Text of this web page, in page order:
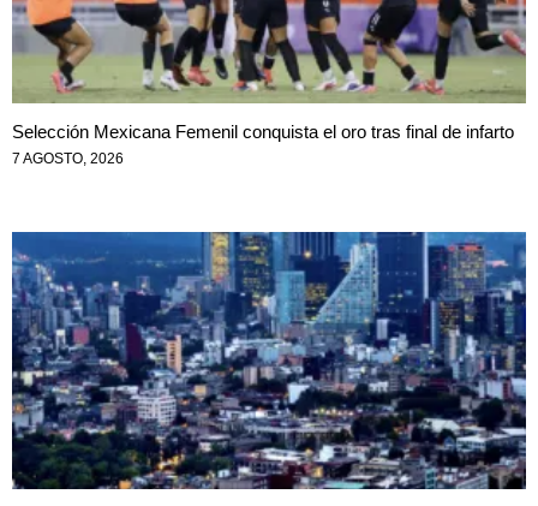
Selección Mexicana Femenil conquista el oro tras final de infarto
7 AGOSTO, 2026